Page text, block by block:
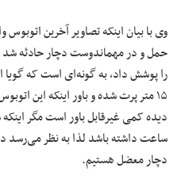
وی با بیان اینکه تصاویر آخرین
حمل و در مهماندوست دچار حادثه شد
را پوشش داد، به گونه‌ای است که
۱۵ متر پرت شده و باور اینکه این
ساعت داشته باشد لذا به نظر می‌رسد
دچار معضل هستیم.